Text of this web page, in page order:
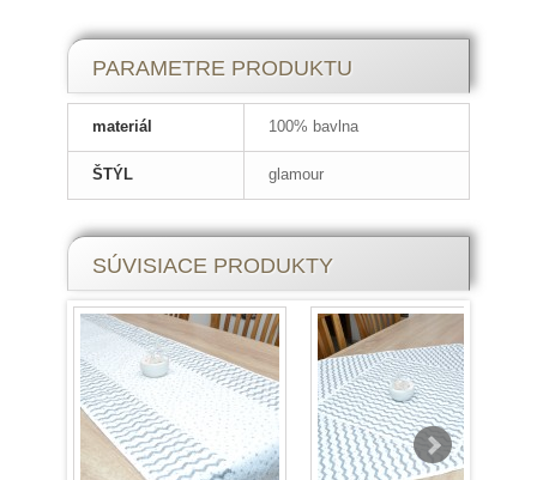
PARAMETRE PRODUKTU
materiál 100% bavlna
ŠTÝL glamour
SÚVISIACE PRODUKTY